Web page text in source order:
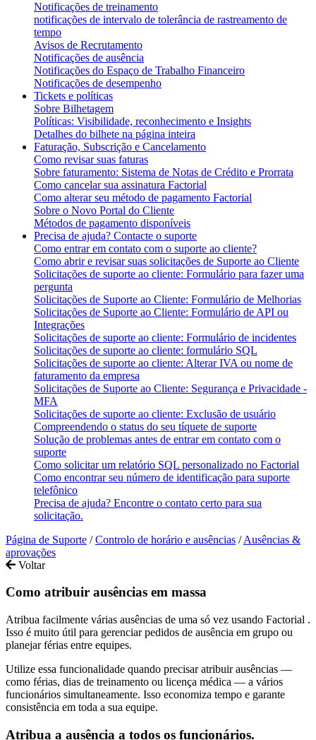
Notificações de treinamento
notificações de intervalo de tolerância de rastreamento de
tempo
Avisos de Recrutamento
Notificações de ausência
Notificações do Espaço de Trabalho Financeiro
Notificações de desempenho
Tickets e políticas
Sobre Bilhetagem
Políticas: Visibilidade, reconhecimento e Insights
Detalhes do bilhete na página inteira
Faturação, Subscrição e Cancelamento
Como revisar suas faturas
Sobre faturamento: Sistema de Notas de Crédito e Prorrata
Como cancelar sua assinatura Factorial
Como alterar seu método de pagamento Factorial
Sobre o Novo Portal do Cliente
Métodos de pagamento disponíveis
Precisa de ajuda? Contacte o suporte
Como entrar em contato com o suporte ao cliente?
Como abrir e revisar suas solicitações de Suporte ao Cliente
Solicitações de suporte ao cliente: Formulário para fazer uma
pergunta
Solicitações de Suporte ao Cliente: Formulário de Melhorias
Solicitações de Suporte ao Cliente: Formulário de API ou
Integrações
Solicitações de suporte ao cliente: Formulário de incidentes
Solicitações de suporte ao cliente: formulário SQL
Solicitações de suporte ao cliente: Alterar IVA ou nome de
faturamento da empresa
Solicitações de Suporte ao Cliente: Segurança e Privacidade -
MFA
Solicitações de suporte ao cliente: Exclusão de usuário
Compreendendo o status do seu tíquete de suporte
Solução de problemas antes de entrar em contato com o
suporte
Como solicitar um relatório SQL personalizado no Factorial
Como encontrar seu número de identificação para suporte
telefônico
Precisa de ajuda? Encontre o contato certo para sua
solicitação.
Página de Suporte / Controlo de horário e ausências / Ausências &
aprovações
Voltar
Como atribuir ausências em massa
Atribua facilmente várias ausências de uma só vez usando Factorial .
Isso é muito útil para gerenciar pedidos de ausência em grupo ou
planejar férias entre equipes.
Utilize essa funcionalidade quando precisar atribuir ausências —
como férias, dias de treinamento ou licença médica — a vários
funcionários simultaneamente. Isso economiza tempo e garante
consistência em toda a sua equipe.
Atribua a ausência a todos os funcionários.